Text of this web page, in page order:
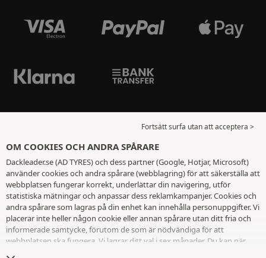
Fortsätt surfa utan att acceptera >
OM COOKIES OCH ANDRA SPÅRARE
Dackleader.se (AD TYRES) och dess partner (Google, Hotjar, Microsoft)
använder cookies och andra spårare (webblagring) för att säkerställa att
webbplatsen fungerar korrekt, underlättar din navigering, utför
statistiska mätningar och anpassar dess reklamkampanjer. Cookies och
andra spårare som lagras på din enhet kan innehålla personuppgifter. Vi
placerar inte heller någon cookie eller annan spårare utan ditt fria och
informerade samtycke, förutom de som är nödvändiga för att
webbplatsen ska fungera. Vi lagrar ditt val i sex månader. Du kan när